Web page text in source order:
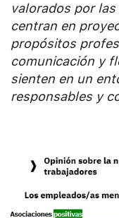
valorados por
centran en
propósitos
comunicación y
sienten en un
responsables y